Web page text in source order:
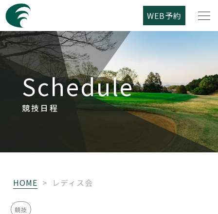
WEB予約
Schedule
競技日程
HOME > レディス会
競技
筑紫野カントリークラブについて
コース紹介
ご利用案内
レストラン